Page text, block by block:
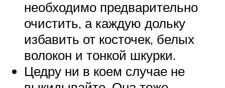
необходимо предварительно
очистить, а каждую дольку
избавить от косточек, белых
волокон и тонкой шкурки.
Цедру ни в коем случае не